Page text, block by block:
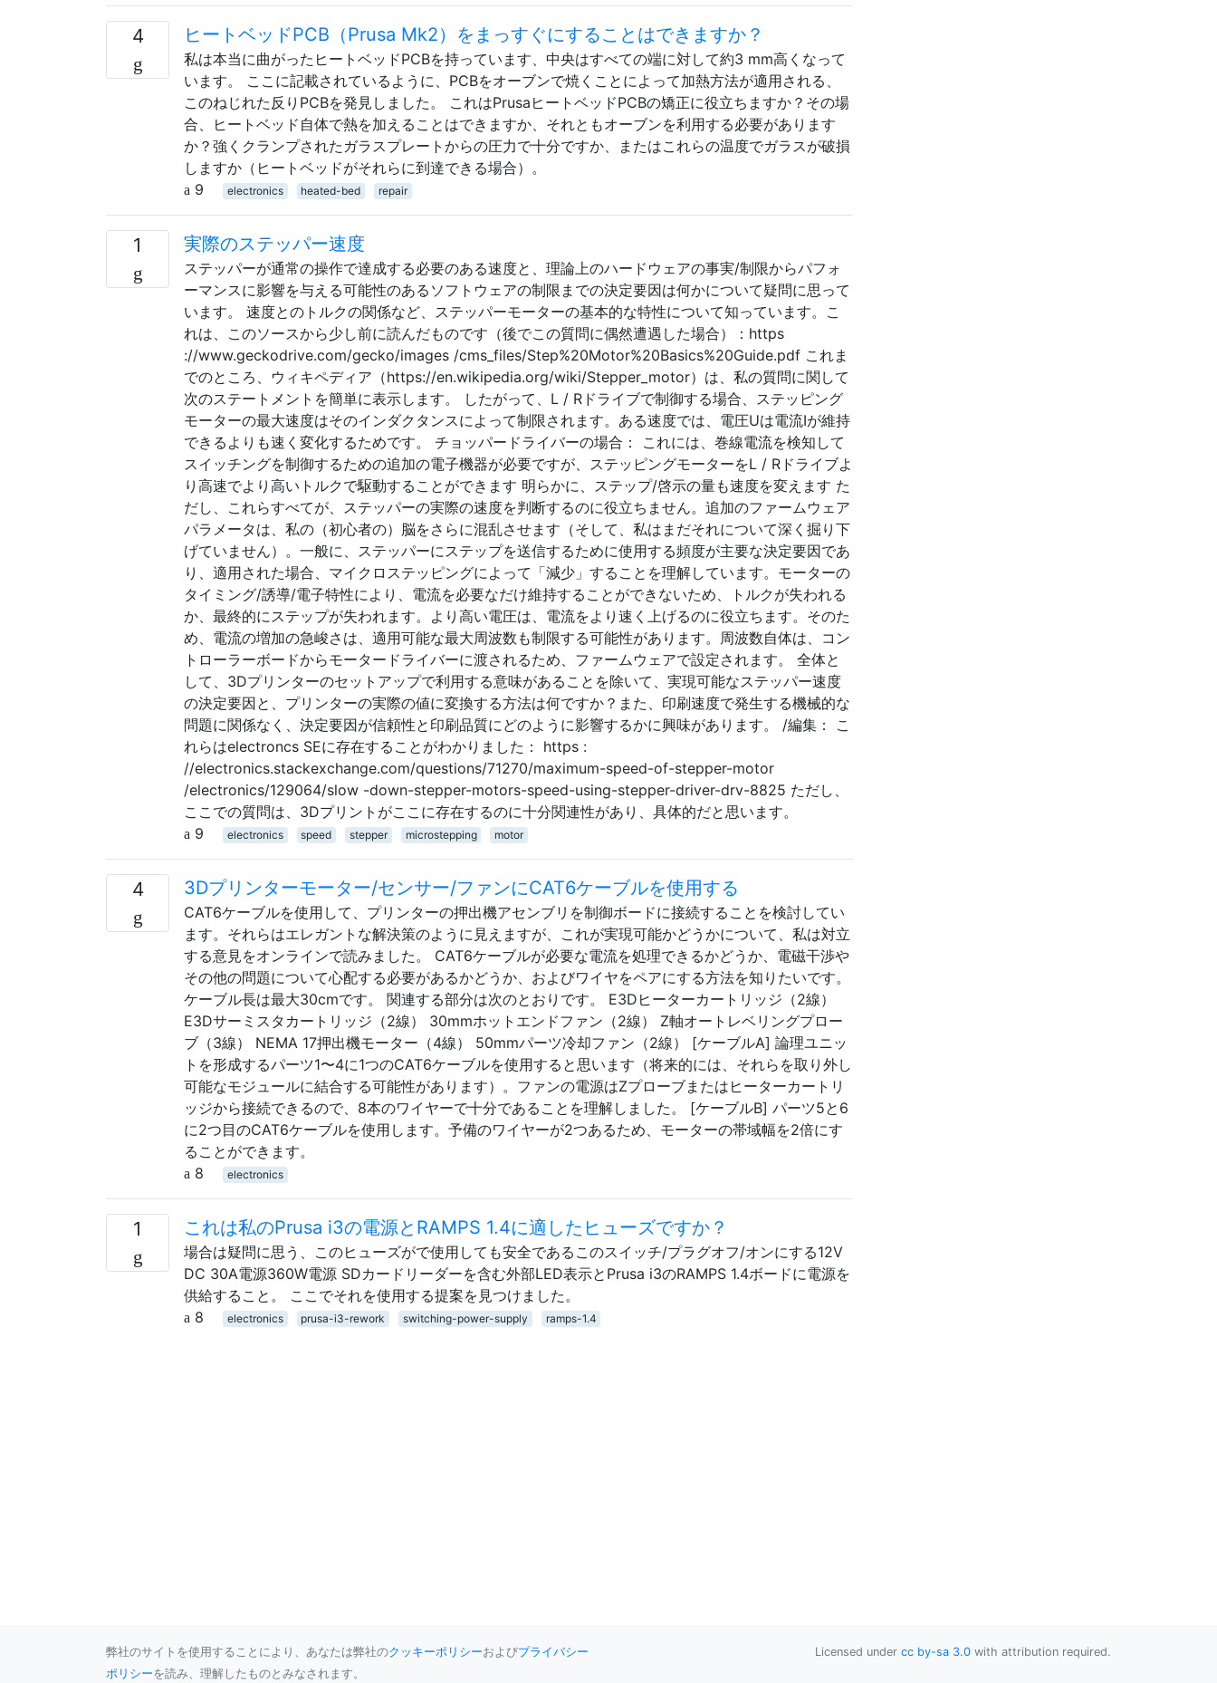
4 ヒートベッドPCB（Prusa Mk2）をまっすぐにすることはできますか？
私は本当に曲がったヒートベッドPCBを持っています、中央はすべての端に対して約3 mm高くなって
います。 ここに記載されているように、PCBをオーブンで焼くことによって加熱方法が適用される、
このねじれた反りPCBを発見しました。 これはPrusaヒートベッドPCBの矯正に役立ちますか？その場
合、ヒートベッド自体で熱を加えることはできますか、それともオーブンを利用する必要があります
か？強くクランプされたガラスプレートからの圧力で十分ですか、またはこれらの温度でガラスが破損
しますか（ヒートベッドがそれらに到達できる場合）。
9
electronics heated-bed repair
1 実際のステッパー速度
ステッパーが通常の操作で達成する必要のある速度と、理論上のハードウェアの事実/制限からパフォ
ーマンスに影響を与える可能性のあるソフトウェアの制限までの決定要因は何かについて疑問に思って
います。 速度とのトルクの関係など、ステッパーモーターの基本的な特性について知っています。こ
れは、このソースから少し前に読んだものです（後でこの質問に偶然遭遇した場合）：https
://www.geckodrive.com/gecko/images /cms_files/Step%20Motor%20Basics%20Guide.pdf これま
でのところ、ウィキペディア（https://en.wikipedia.org/wiki/Stepper_motor）は、私の質問に関して
次のステートメントを簡単に表示します。 したがって、L / Rドライブで制御する場合、ステッピング
モーターの最大速度はそのインダクタンスによって制限されます。ある速度では、電圧Uは電流Iが維持
できるよりも速く変化するためです。 チョッパードライバーの場合： これには、巻線電流を検知して
スイッチングを制御するための追加の電子機器が必要ですが、ステッピングモーターをL / Rドライブよ
り高速でより高いトルクで駆動することができます 明らかに、ステップ/啓示の量も速度を変えます た
だし、これらすべてが、ステッパーの実際の速度を判断するのに役立ちません。追加のファームウェア
パラメータは、私の（初心者の）脳をさらに混乱させます（そして、私はまだそれについて深く掘り下
げていません）。一般に、ステッパーにステップを送信するために使用する頻度が主要な決定要因であ
り、適用された場合、マイクロステッピングによって「減少」することを理解しています。モーターの
タイミング/誘導/電子特性により、電流を必要なだけ維持することができないため、トルクが失われる
か、最終的にステップが失われます。より高い電圧は、電流をより速く上げるのに役立ちます。そのた
め、電流の増加の急峻さは、適用可能な最大周波数も制限する可能性があります。周波数自体は、コン
トローラーボードからモータードライバーに渡されるため、ファームウェアで設定されます。 全体と
して、3Dプリンターのセットアップで利用する意味があることを除いて、実現可能なステッパー速度
の決定要因と、プリンターの実際の値に変換する方法は何ですか？また、印刷速度で発生する機械的な
問題に関係なく、決定要因が信頼性と印刷品質にどのように影響するかに興味があります。 /編集： こ
れらはelectroncs SEに存在することがわかりました： https :
//electronics.stackexchange.com/questions/71270/maximum-speed-of-stepper-motor
/electronics/129064/slow -down-stepper-motors-speed-using-stepper-driver-drv-8825 ただし、
ここでの質問は、3Dプリントがここに存在するのに十分関連性があり、具体的だと思います。
9
electronics speed stepper microstepping motor
4 3Dプリンターモーター/センサー/ファンにCAT6ケーブルを使用する
CAT6ケーブルを使用して、プリンターの押出機アセンブリを制御ボードに接続することを検討してい
ます。それらはエレガントな解決策のように見えますが、これが実現可能かどうかについて、私は対立
する意見をオンラインで読みました。 CAT6ケーブルが必要な電流を処理できるかどうか、電磁干渉や
その他の問題について心配する必要があるかどうか、およびワイヤをペアにする方法を知りたいです。
ケーブル長は最大30cmです。 関連する部分は次のとおりです。 E3Dヒーターカートリッジ（2線）
E3Dサーミスタカートリッジ（2線） 30mmホットエンドファン（2線） Z軸オートレベリングプロー
ブ（3線） NEMA 17押出機モーター（4線） 50mmパーツ冷却ファン（2線） [ケーブルA] 論理ユニッ
トを形成するパーツ1〜4に1つのCAT6ケーブルを使用すると思います（将来的には、それらを取り外し
可能なモジュールに結合する可能性があります）。ファンの電源はZプローブまたはヒーターカートリ
ッジから接続できるので、8本のワイヤーで十分であることを理解しました。 [ケーブルB] パーツ5と6
に2つ目のCAT6ケーブルを使用します。予備のワイヤーが2つあるため、モーターの帯域幅を2倍にす
ることができます。
8
electronics
1 これは私のPrusa i3の電源とRAMPS 1.4に適したヒューズですか？
場合は疑問に思う、このヒューズがで使用しても安全であるこのスイッチ/プラグオフ/オンにする12V
DC 30A電源360W電源 SDカードリーダーを含む外部LED表示とPrusa i3のRAMPS 1.4ボードに電源を
供給すること。 ここでそれを使用する提案を見つけました。
8
electronics prusa-i3-rework switching-power-supply ramps-1.4
弊社のサイトを使用することにより、あなたは弊社のクッキーポリシーおよびプライバシー
ポリシーを読み、理解したものとみなされます。
Licensed under cc by-sa 3.0 with attribution required.